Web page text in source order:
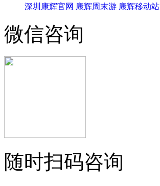
深圳康辉官网 康辉周末游 康辉移动站
微信咨询
随时扫码咨询